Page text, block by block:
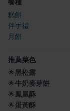
餐種
糕餅
伴手禮
月餅
推薦菜色
🌟黑松露
🌟牛奶麥芽餅
🌟 鳳凰酥
🌟蛋黃酥